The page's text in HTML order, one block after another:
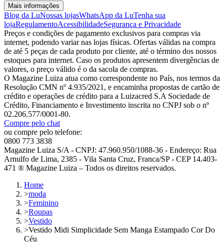
Mais informações
Blog da LuNossas lojasWhatsApp da LuTenha sua
lojaRegulamentoAcessibilidadeSegurança e Privacidade
Preços e condições de pagamento exclusivos para compras via
internet, podendo variar nas lojas físicas. Ofertas válidas na compra
de até 5 peças de cada produto por cliente, até o término dos nossos
estoques para internet. Caso os produtos apresentem divergências de
valores, o preço válido é o da sacola de compras.
O Magazine Luiza atua como correspondente no País, nos termos da
Resolução CMN nº 4.935/2021, e encaminha propostas de cartão de
crédito e operações de crédito para a Luizacred S.A Sociedade de
Crédito, Financiamento e Investimento inscrita no CNPJ sob o nº
02.206.577/0001-80.
Compre pelo chat
ou compre pelo telefone:
0800 773 3838
Magazine Luiza S/A - CNPJ: 47.960.950/1088-36 - Endereço: Rua
Arnulfo de Lima, 2385 - Vila Santa Cruz, Franca/SP - CEP 14.403-
471 ® Magazine Luiza – Todos os direitos reservados.
Home
>moda
>Feminino
>Roupas
>Vestido
>Vestido Midi Simplicidade Sem Manga Estampado Cor Do
Céu